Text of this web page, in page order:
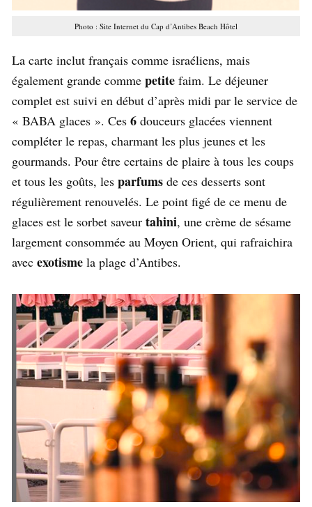
Photo : Site Internet du Cap d’Antibes Beach Hôtel
La carte inclut français comme israéliens, mais
également grande comme petite faim. Le déjeuner
complet est suivi en début d’après midi par le service de
« BABA glaces ». Ces 6 douceurs glacées viennent
compléter le repas, charmant les plus jeunes et les
gourmands. Pour être certains de plaire à tous les coups
et tous les goûts, les parfums de ces desserts sont
régulièrement renouvelés. Le point figé de ce menu de
glaces est le sorbet saveur tahini, une crème de sésame
largement consommée au Moyen Orient, qui rafraichira
avec exotisme la plage d’Antibes.